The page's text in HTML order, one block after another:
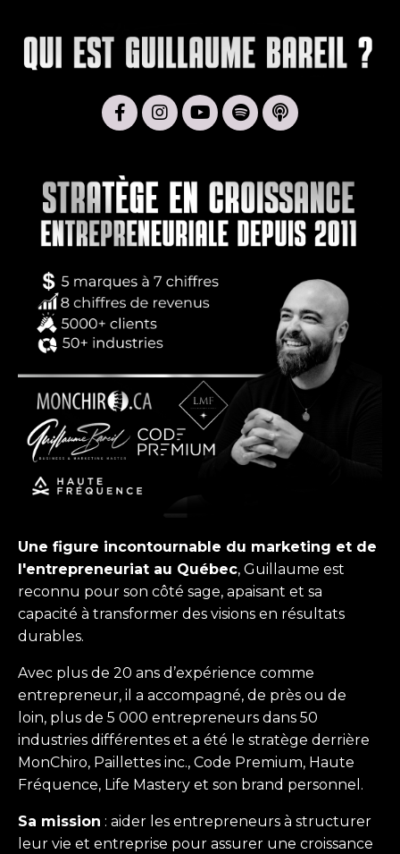
Une figure incontournable du marketing et de
l'entrepreneuriat au Québec, Guillaume est
reconnu pour son côté sage, apaisant et sa
capacité à transformer des visions en résultats
durables.
Avec plus de 20 ans d’expérience comme
entrepreneur, il a accompagné, de près ou de
loin, plus de 5 000 entrepreneurs dans 50
industries différentes et a été le stratège derrière
MonChiro, Paillettes inc., Code Premium, Haute
Fréquence, Life Mastery et son brand personnel.
Sa mission : aider les entrepreneurs à structurer
leur vie et entreprise pour assurer une croissance